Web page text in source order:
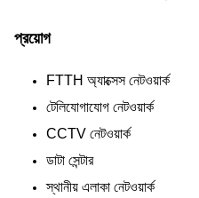
প্রয়োগ
FTTH অ্যাক্সেস নেটওয়ার্ক
টেলিযোগাযোগ নেটওয়ার্ক
CCTV নেটওয়ার্ক
ডাটা সেন্টার
স্থানীয় এলাকা নেটওয়ার্ক